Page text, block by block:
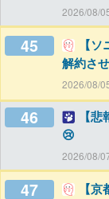
2026/08/
45
【
解約さ
2026/08/
46
【
😢
2026/08/
47
【